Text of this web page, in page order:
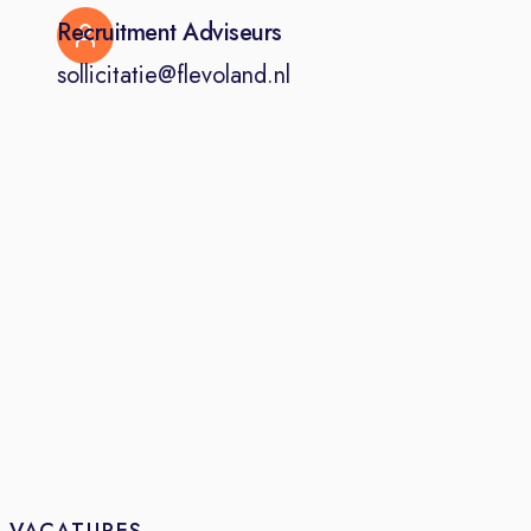
infrastructurele projecten, zoals de
ombouw van een kruispunt naar een
berekeningen te duiden en te
Recruitment Adviseurs
sollicitatie@flevoland.nl